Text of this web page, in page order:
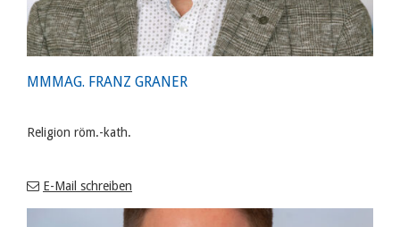
MMMAG. FRANZ GRANER
Religion röm.-kath.
E-Mail schreiben